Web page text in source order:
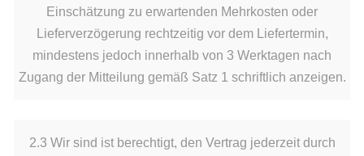
Einschätzung zu erwartenden Mehrkosten oder
Lieferverzögerung rechtzeitig vor dem Liefertermin,
mindestens jedoch innerhalb von 3 Werktagen nach
Zugang der Mitteilung gemäß Satz 1 schriftlich anzeigen.
2.3 Wir sind ist berechtigt, den Vertrag jederzeit durch